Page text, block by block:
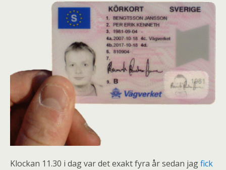
Klockan 11.30 i dag var det exakt fyra år sedan jagfick